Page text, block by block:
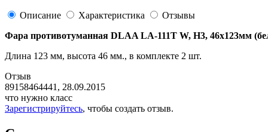
Описание Характеристика
Отзывы
Фара противотуманная DLAA LA-111T W, H3, 46х123мм
Длина 123 мм, высота 46 мм., в комплекте 2 шт.
Отзыв
89158464441, 28.09.2015
что нужно класс
Зарегистрируйтесь, чтобы создать отзыв.